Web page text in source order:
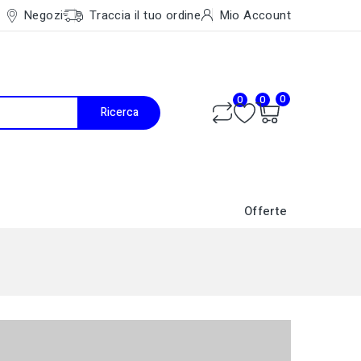
Negozi Traccia il tuo ordine Mio Account
Ricerca
0 0 0
Offerte